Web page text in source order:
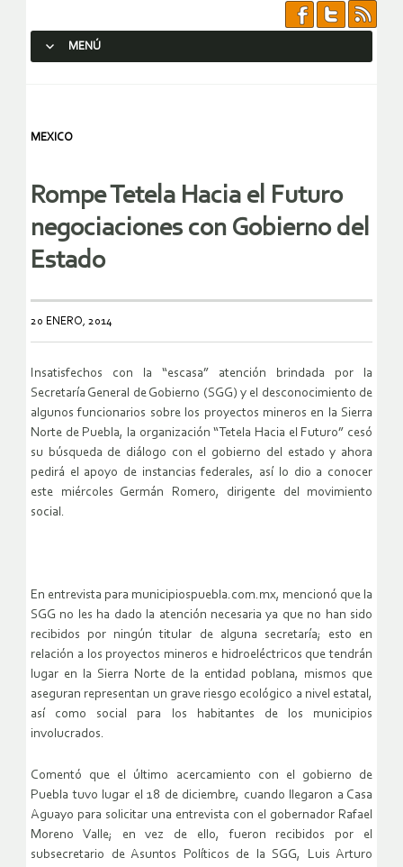
MENÚ
MEXICO
Rompe Tetela Hacia el Futuro
negociaciones con Gobierno del
Estado
20 ENERO, 2014
Insatisfechos con la “escasa” atención brindada por la
Secretaría General de Gobierno (SGG) y el desconocimiento de
algunos funcionarios sobre los proyectos mineros en la Sierra
Norte de Puebla, la organización “Tetela Hacia el Futuro” cesó
su búsqueda de diálogo con el gobierno del estado y ahora
pedirá el apoyo de instancias federales, así lo dio a conocer
este miércoles Germán Romero, dirigente del movimiento
social.
En entrevista para municipiospuebla.com.mx, mencionó que la
SGG no les ha dado la atención necesaria ya que no han sido
recibidos por ningún titular de alguna secretaría; esto en
relación a los proyectos mineros e hidroeléctricos que tendrán
lugar en la Sierra Norte de la entidad poblana, mismos que
aseguran representan un grave riesgo ecológico a nivel estatal,
así como social para los habitantes de los municipios
involucrados.
Comentó que el último acercamiento con el gobierno de
Puebla tuvo lugar el 18 de diciembre, cuando llegaron a Casa
Aguayo para solicitar una entrevista con el gobernador Rafael
Moreno Valle; en vez de ello, fueron recibidos por el
subsecretario de Asuntos Políticos de la SGG, Luis Arturo